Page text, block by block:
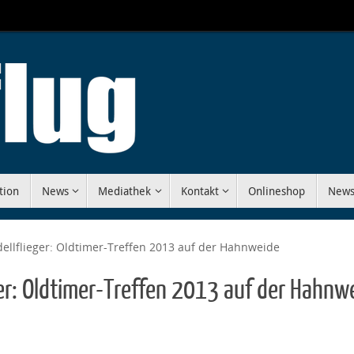
News Mediathek Kontakt Onlineshop
Oldtimer-Treffen 2013 auf der Hahnweide
Oldtimer-Treffen 2013 auf der